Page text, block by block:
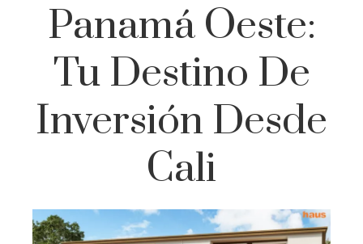
Panamá Oeste:
Tu Destino De
Inversión Desde
Cali